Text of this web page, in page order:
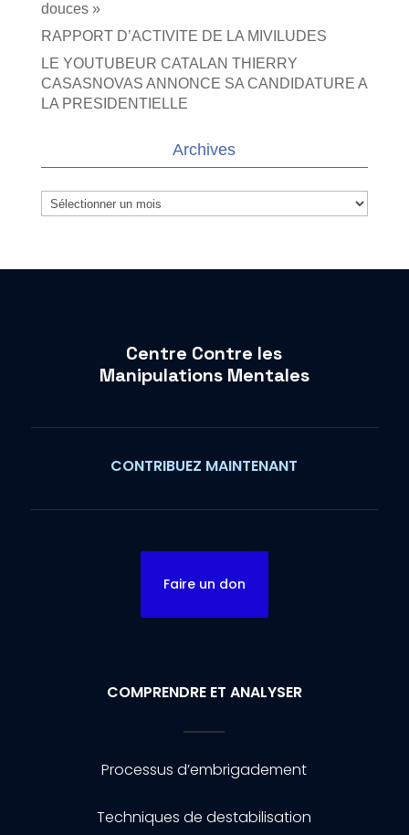
douces »
RAPPORT D’ACTIVITE DE LA MIVILUDES
LE YOUTUBEUR CATALAN THIERRY
CASASNOVAS ANNONCE SA CANDIDATURE A
LA PRESIDENTIELLE
Archives
Archives
Centre Contre les
Manipulations Mentales
CONTRIBUEZ MAINTENANT
Faire un don
COMPRENDRE ET ANALYSER
Processus d’embrigadement
Techniques de destabilisation